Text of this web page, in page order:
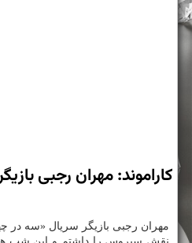
كاراموند: مهران رجبی